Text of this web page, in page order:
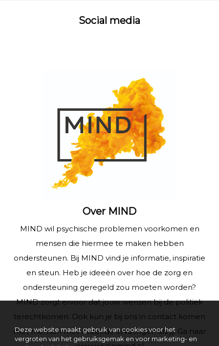
Social media
Over MIND
MIND wil psychische problemen voorkomen en
mensen die hiermee te maken hebben
ondersteunen. Bij MIND vind je informatie, inspiratie
en steun. Heb je ideeën over hoe de zorg en
ondersteuning geregeld zou moeten worden?
MIND zorgt ervoor dat jouw wensen bij de politiek
terechtkomen. Ook kun je bij ons in contact komen
met mensen met dezelfde ervaringen als jij. Ga naar
Deze website maakt gebruik van cookies voor het
vergroten van het gebruiksgemak en voor marketing- en